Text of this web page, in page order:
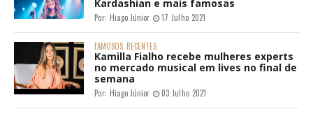
Kardashian e mais famosas
Por: Hiago Júnior 17 Julho 2021
FAMOSOS RECENTES
Kamilla Fialho recebe mulheres experts
no mercado musical em lives no final de
semana
Por: Hiago Júnior 03 Julho 2021